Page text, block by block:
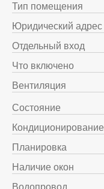
Тип помещения
Юридический адрес
Отдельный вход
Что включено
Вентиляция
Состояние
Кондиционирование
Планировка
Наличие окон
Водопровод